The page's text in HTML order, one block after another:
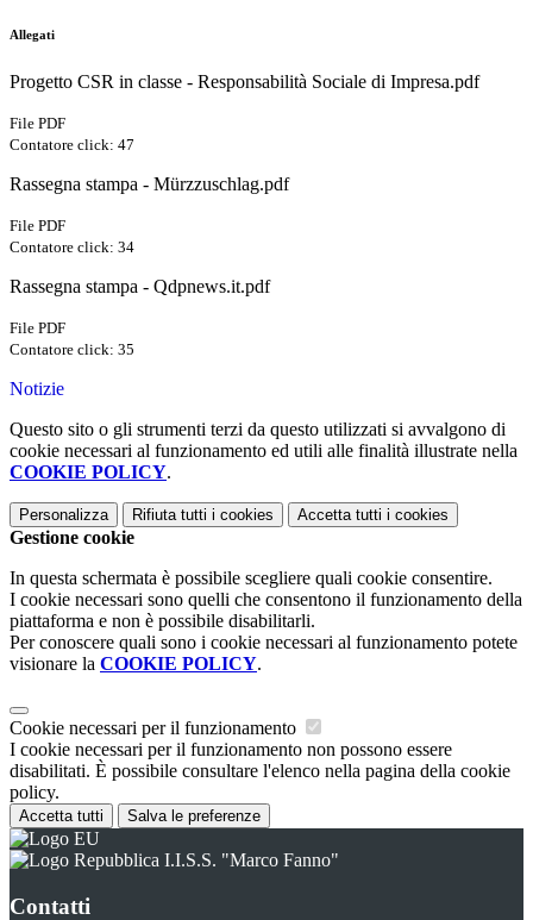
Allegati
Progetto CSR in classe - Responsabilità Sociale di Impresa.pdf
File PDF
Contatore click: 47
Rassegna stampa - Mürzzuschlag.pdf
File PDF
Contatore click: 34
Rassegna stampa - Qdpnews.it.pdf
File PDF
Contatore click: 35
Notizie
Questo sito o gli strumenti terzi da questo utilizzati si avvalgono di
cookie necessari al funzionamento ed utili alle finalità illustrate nella
COOKIE POLICY.
Personalizza Rifiuta tutti i cookies Accetta tutti i cookies
Gestione cookie
In questa schermata è possibile scegliere quali cookie consentire.
I cookie necessari sono quelli che consentono il funzionamento della
piattaforma e non è possibile disabilitarli.
Per conoscere quali sono i cookie necessari al funzionamento potete
visionare la COOKIE POLICY.
Cookie necessari per il funzionamento
I cookie necessari per il funzionamento non possono essere
disabilitati. È possibile consultare l'elenco nella pagina della cookie
policy.
Accetta tutti Salva le preferenze
I.I.S.S. "Marco Fanno"
Contatti